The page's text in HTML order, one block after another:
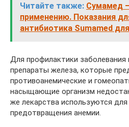
Читайте также: Сумамед
применению. Показания
антибиотика Sumamed
Для профилактики
препараты железа, которые
противоанемические и
насыщающие организм
же лекарства используются для
предотвращения анемии.